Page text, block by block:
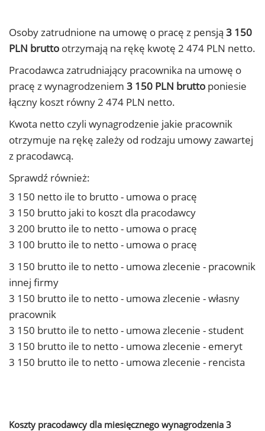
Osoby zatrudnione na umowę o pracę z pensją 3 150
PLN brutto otrzymają na rękę kwotę 2 474 PLN netto.
Pracodawca zatrudniający pracownika na umowę o
pracę z wynagrodzeniem 3 150 PLN brutto poniesie
łączny koszt równy 2 474 PLN netto.
Kwota netto czyli wynagrodzenie jakie pracownik
otrzymuje na rękę zależy od rodzaju umowy zawartej
z pracodawcą.
Sprawdź również:
3 150 netto ile to brutto - umowa o pracę
3 150 brutto jaki to koszt dla pracodawcy
3 200 brutto ile to netto - umowa o pracę
3 100 brutto ile to netto - umowa o pracę
3 150 brutto ile to netto - umowa zlecenie - pracownik
innej firmy
3 150 brutto ile to netto - umowa zlecenie - własny
pracownik
3 150 brutto ile to netto - umowa zlecenie - student
3 150 brutto ile to netto - umowa zlecenie - emeryt
3 150 brutto ile to netto - umowa zlecenie - rencista
Koszty pracodawcy dla miesięcznego wynagrodzenia 3